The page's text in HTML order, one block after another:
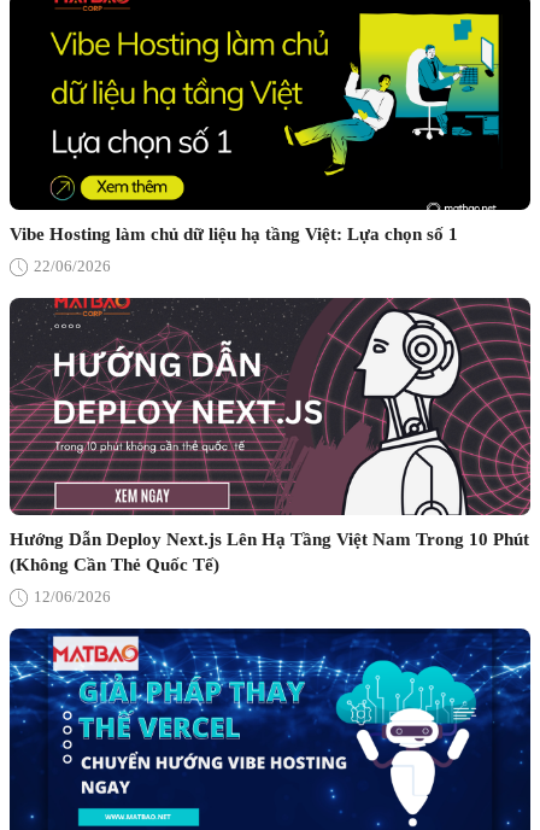
Vibe Hosting làm chủ dữ liệu hạ tầng Việt: Lựa chọn số 1
22/06/2026
Hướng Dẫn Deploy Next.js Lên Hạ Tầng Việt Nam Trong 10 Phút
(Không Cần Thẻ Quốc Tế)
12/06/2026